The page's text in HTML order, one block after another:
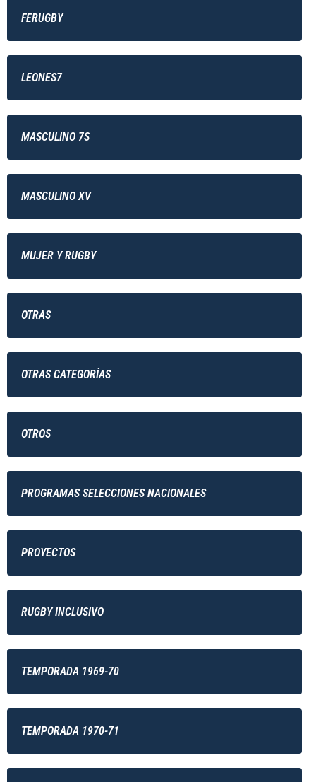
FERUGBY
LEONES7
MASCULINO 7S
MASCULINO XV
MUJER Y RUGBY
OTRAS
OTRAS CATEGORÍAS
OTROS
PROGRAMAS SELECCIONES NACIONALES
PROYECTOS
RUGBY INCLUSIVO
TEMPORADA 1969-70
TEMPORADA 1970-71